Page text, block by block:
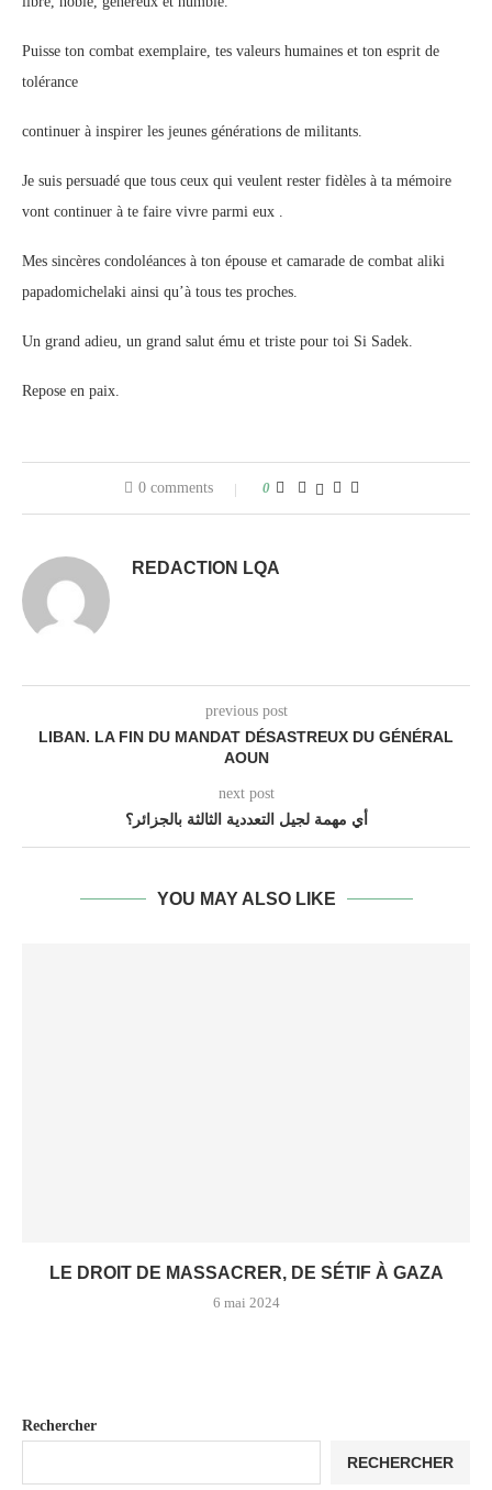
Puisse ton combat exemplaire, tes valeurs humaines et ton esprit de
tolérance
continuer à inspirer les jeunes générations de militants.
Je suis persuadé que tous ceux qui veulent rester fidèles à ta mémoire
vont continuer à te faire vivre parmi eux .
Mes sincères condoléances à ton épouse et camarade de combat aliki
papadomichelaki ainsi qu’à tous tes proches.
Un grand adieu, un grand salut ému et triste pour toi Si Sadek.
Repose en paix.
0 comments 0
REDACTION LQA
previous post
LIBAN. LA FIN DU MANDAT DÉSASTREUX DU GÉNÉRAL
AOUN
next post
أي مهمة لجيل التعددية الثالثة بالجزائر؟
YOU MAY ALSO LIKE
LE DROIT DE MASSACRER, DE SÉTIF À GAZA
6 mai 2024
Rechercher
RECHERCHER